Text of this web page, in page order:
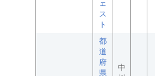
ェ
ス
ト
都
道
府
県
中